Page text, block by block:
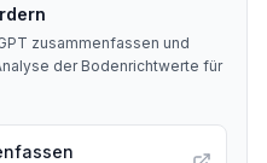
zusammenfassen und
der Bodenrichtwerte für